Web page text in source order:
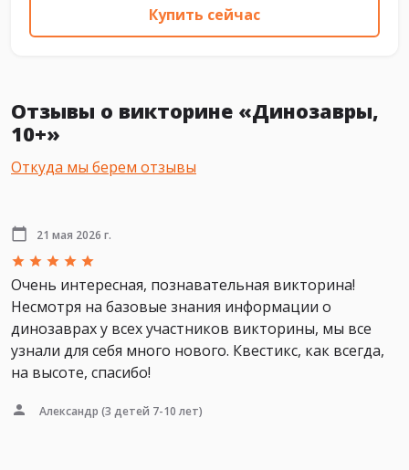
Купить сейчас
Отзывы о викторине «Динозавры,
10+»
Откуда мы берем отзывы
21 мая 2026 г.
Очень интересная, познавательная викторина!
Несмотря на базовые знания информации о
динозаврах у всех участников викторины, мы все
узнали для себя много нового. Квестикс, как всегда,
на высоте, спасибо!
Александр (3 детей 7-10 лет)